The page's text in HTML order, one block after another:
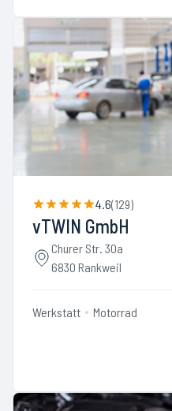
4.6(129)
vTWIN GmbH
Churer Str. 30a
6830 Rankweil
Werkstatt Motorrad